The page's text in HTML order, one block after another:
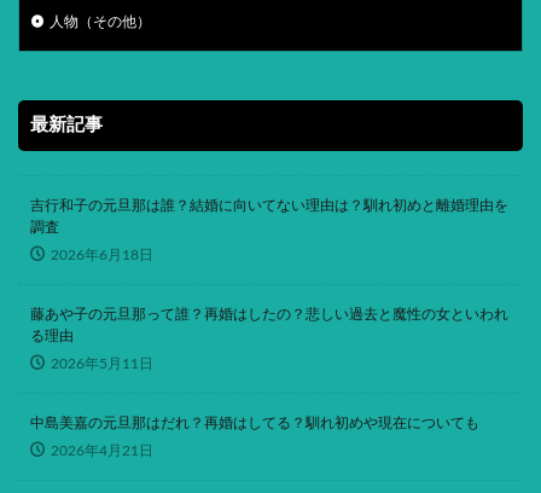
人物（その他）
最新記事
吉行和子の元旦那は誰？結婚に向いてない理由は？馴れ初めと離婚理由を
調査
2026年6月18日
藤あや子の元旦那って誰？再婚はしたの？悲しい過去と魔性の女といわれ
る理由
2026年5月11日
中島美嘉の元旦那はだれ？再婚はしてる？馴れ初めや現在についても
2026年4月21日